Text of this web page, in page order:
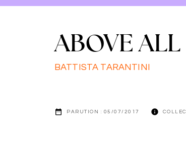
ABOVE
BATTISTA TARANTINI
date_range PARUTION : 05/07/2017 info